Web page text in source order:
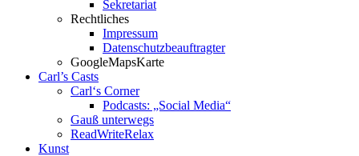
Sekretariat
Rechtliches
Impressum
Datenschutzbeauftragter
GoogleMapsKarte
Carl’s Casts
Carl‘s Corner
Podcasts: „Social Media“
Gauß unterwegs
ReadWriteRelax
Kunst